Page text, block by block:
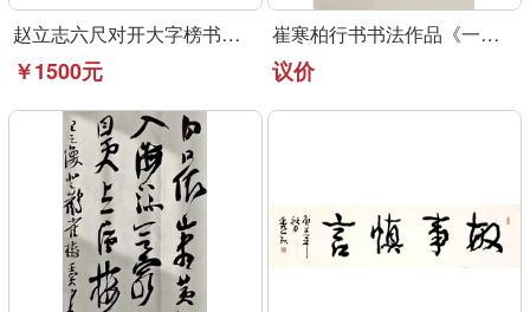
赵立志六尺对开大字榜书作品《永受嘉福》
￥1500元
崔寒柏行书书法作品《一元复始》可定制
议价